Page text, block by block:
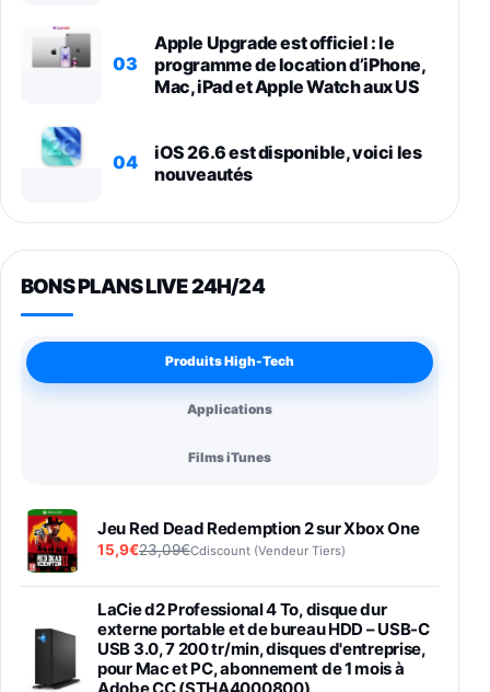
03
Apple Upgrade est officiel : le
programme de location d’iPhone,
Mac, iPad et Apple Watch aux US
04
iOS 26.6 est disponible, voici les
nouveautés
BONS PLANS LIVE 24H/24
Produits High-Tech
Applications
Films iTunes
Jeu Red Dead Redemption 2 sur Xbox One
15,9€23,09€Cdiscount (Vendeur Tiers)
LaCie d2 Professional 4 To, disque dur
externe portable et de bureau HDD – USB-C
USB 3.0, 7 200 tr/min, disques d'entreprise,
pour Mac et PC, abonnement de 1 mois à